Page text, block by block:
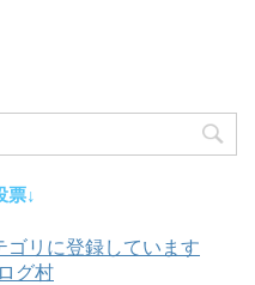
票↓
グ村